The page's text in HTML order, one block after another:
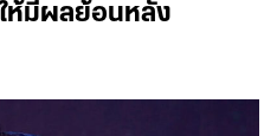
ห้มีผลย้อนหลัง